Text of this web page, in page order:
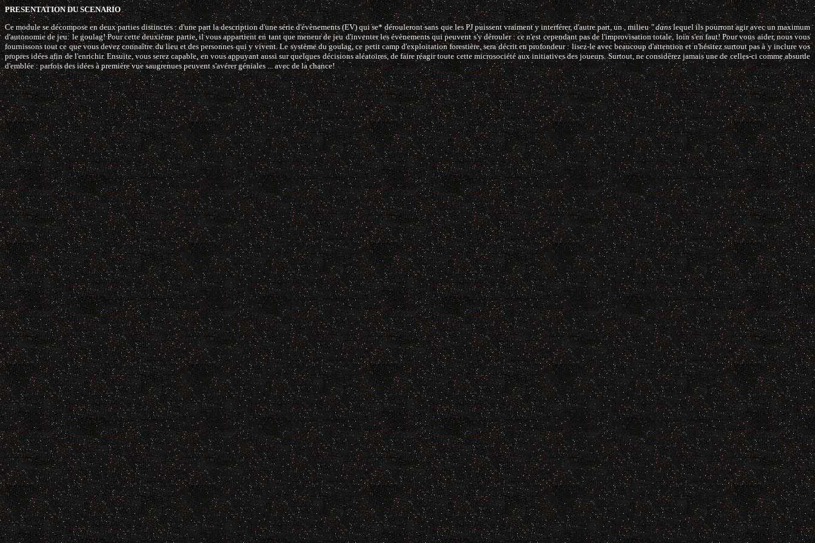
PRESENTATION DU SCENARIO
Ce module se décompose en deux parties distinctes : d'une part la description d'une série d'évènements (EV) qui se* dérouleront sans que les PJ puissent vraiment y interférer, d'autre part, un , milieu" danslequel ils pourront agir avec un maximum
d'autonomie de jeu: le goulag! Pour cette deuxième partie, il vous appartient en tant que meneur de jeu d'inventer les évènements qui peuvent s'y dérouler : ce n'est cependant pas de l'improvisation totale, loin s'en faut! Pour vous aider, nous vous
fournissons tout ce que vous devez connaître du lieu et des personnes qui y vivent. Le système du goulag, ce petit camp d'exploitation forestière, sera décrit en profondeur : lisez-le avec beaucoup d'attention et n'hésitez surtout pas à y inclure vos
propres idées afin de l'enrichir. Ensuite, vous serez capable, en vous appuyant aussi sur quelques décisions aléatoires, de faire réagir toute cette microsociété aux initiatives des joueurs. Surtout, ne considérez jamais une de celles-ci comme absurde
d'emblée : parfois des idées à première vue saugrenues peuvent s'avérer géniales ... avec de la chance!